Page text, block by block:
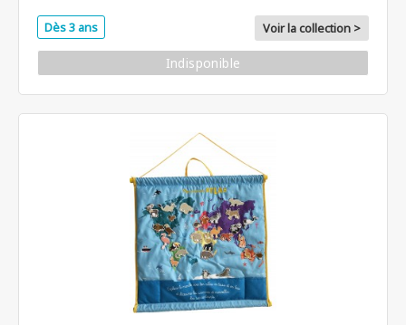
Dès 3 ans Voir la collection >
Indisponible